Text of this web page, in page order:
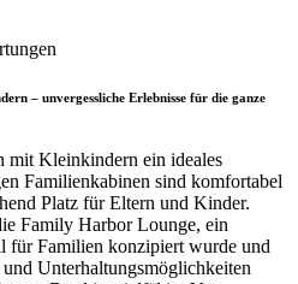
– unvergessliche Erlebnisse für die ganze
mit Kleinkindern ein ideales
Familienkabinen sind komfortabel
Platz für Eltern und Kinder.
Family Harbor Lounge, ein
für Familien konzipiert wurde und
Unterhaltungsmöglichkeiten